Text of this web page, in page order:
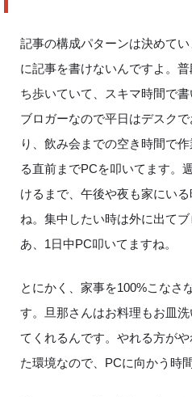
記事の構成パターンは決めて
に記事を書けないんですよ。
ち歩いていて、スキマ時間で
ブロガーなので平日はデスク
り、飲み会までの空き時間で
る直前までPCを叩いてます。
けるまで、午後や夜も家にい
ね。集中したい時は外に出て
あ、 1日中 PC叩いてますね。
とにかく、家事を100%こなさ
す。旦那さんはお料理もお皿
てくれるんです。やれる方が
た環境なので、 PCに向かう時